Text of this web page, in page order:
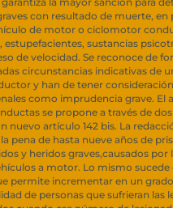
con resultado de muerte, en
de motor o ciclomotor
estupefacientes, sustancias
de velocidad. Se reconoce de
circunstancias indicativas de
y han de tener
como imprudencia grave. El
se propone a través de
nuevo artículo 142 bis. La
pena de hasta nueve años de
y heridos graves,causados
a motor. Lo mismo
permite incrementar en un
de personas que sufrieran las